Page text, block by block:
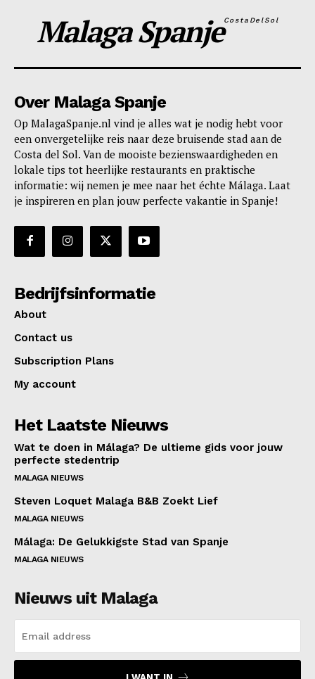
Malaga SpanjeCostaDelSol
Over Malaga Spanje
Op MalagaSpanje.nl vind je alles wat je nodig hebt voor
een onvergetelijke reis naar deze bruisende stad aan de
Costa del Sol. Van de mooiste bezienswaardigheden en
lokale tips tot heerlijke restaurants en praktische
informatie: wij nemen je mee naar het échte Málaga. Laat
je inspireren en plan jouw perfecte vakantie in Spanje!
Bedrijfsinformatie
About
Contact us
Subscription Plans
My account
Het Laatste Nieuws
Wat te doen in Málaga? De ultieme gids voor jouw
perfecte stedentrip
MALAGA NIEUWS
Steven Loquet Malaga B&B Zoekt Lief
MALAGA NIEUWS
Málaga: De Gelukkigste Stad van Spanje
MALAGA NIEUWS
Nieuws uit Malaga